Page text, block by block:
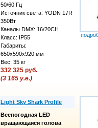
50/60 Гц
Источник света: YODN 17R
350Вт
Каналы DMX: 16/20CH
Класс: IP55
Габариты:
650x590x920 мм
Вес: 35 кг
332 325 руб.
(3 165 у.е.)
Light Sky Shark Profile
Всепогодная LED
вращающаяся голова